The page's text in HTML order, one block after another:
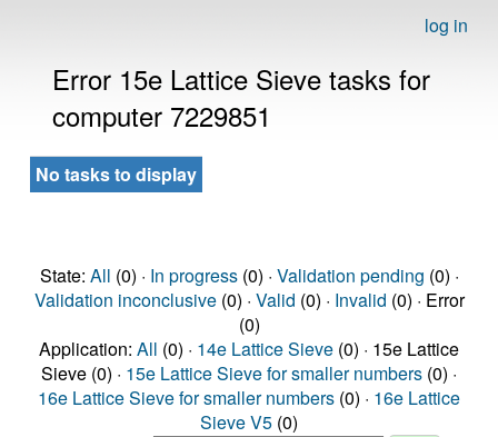
log in
Error 15e Lattice Sieve tasks for
computer 7229851
No tasks to display
State: All (0) · In progress(0) · Validation pending (0) ·
Validation inconclusive(0) · Valid (0) · Invalid (0) · Error
(0)
Application: All (0) · 14e Lattice Sieve (0) · 15e Lattice
Sieve (0) · 15e Lattice Sieve for smaller numbers (0) ·
16e Lattice Sieve for smaller numbers (0) · 16e Lattice
Sieve V5 (0)